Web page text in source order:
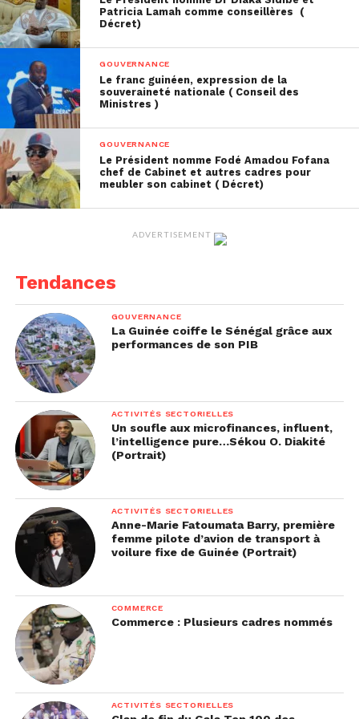
productives, commerciales et distributives. »
Il a enfin réaffirmé que la Guinée doit refuser la
fatalité des nations riches en ressources mais
pauvres en développement : « Rares sont les pays
qui se sont développés durablement en se limitant
à l’exploitation minière. La rente minière seule n’a
jamais conduit à l’industrialisation ni au progrès
partagé. »
In AGP
Patricia Lamah comme conseillères (
Décret)
GOUVERNANCE
Le franc guinéen, expression de la
souveraineté nationale ( Conseil des
Ministres )
GOUVERNANCE
Le Président nomme Fodé Amadou Fofana
chef de Cabinet et autres cadres pour
meubler son cabinet ( Décret)
ADVERTISEMENT
Tendances
GOUVERNANCE
La Guinée coiffe le Sénégal grâce aux
performances de son PIB
ACTIVITÉS SECTORIELLES
Un soufle aux microfinances, influent,
l’intelligence pure…Sékou O. Diakité
(Portrait)
ACTIVITÉS SECTORIELLES
Anne-Marie Fatoumata Barry, première
femme pilote d’avion de transport à
voilure fixe de Guinée (Portrait)
COMMERCE
Commerce : Plusieurs cadres nommés
ACTIVITÉS SECTORIELLES